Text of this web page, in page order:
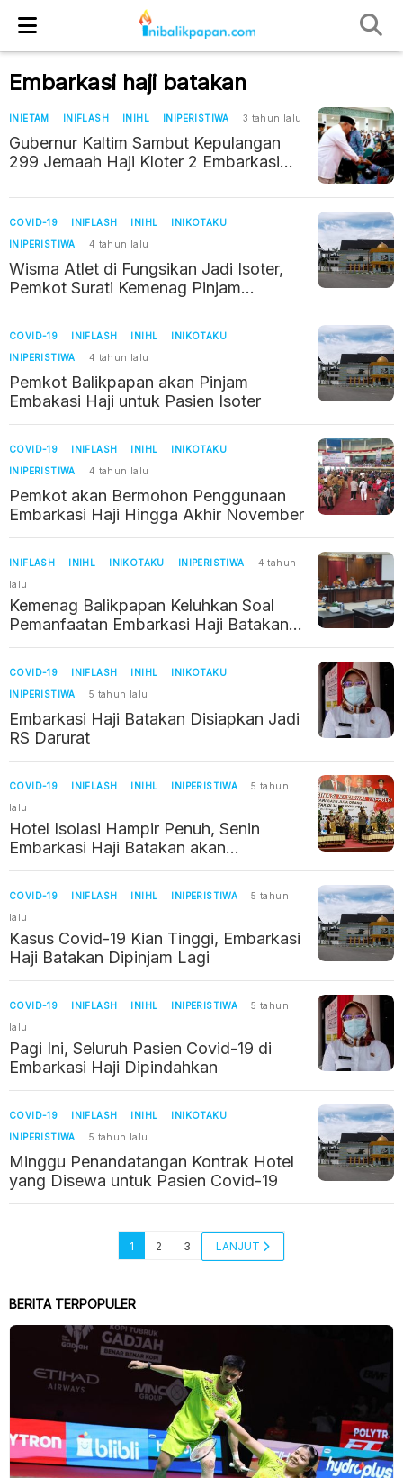
Embarkasi haji batakan
INIETAM INIFLASH INIHL INIPERISTIWA 3 tahun lalu
Gubernur Kaltim Sambut Kepulangan
299 Jemaah Haji Kloter 2 Embarkasi
COVID-19 INIFLASH INIHL
INIKOTAKU
INIPERISTIWA
4 tahun lalu
Wisma Atlet di Fungsikan Jadi Isoter,
Pemkot Surati Kemenag Pinjam
Embarkasi Haji
COVID-19 INIFLASH INIHL
INIKOTAKU
INIPERISTIWA
4 tahun lalu
Pemkot Balikpapan akan Pinjam
Embakasi Haji untuk Pasien Isoter
COVID-19 INIFLASH INIHL
INIKOTAKU
INIPERISTIWA
4 tahun lalu
Pemkot akan Bermohon Penggunaan
Embarkasi Haji Hingga Akhir November
INIFLASH INIHL INIKOTAKU INIPERISTIWA
4 tahun
lalu
Kemenag Balikpapan Keluhkan Soal
Pemanfaatan Embarkasi Haji Batakan
yang Terbentur Regulasi
COVID-19 INIFLASH INIHL
INIKOTAKU
INIPERISTIWA
5 tahun lalu
Embarkasi Haji Batakan Disiapkan Jadi
RS Darurat
COVID-19 INIFLASH INIHL INIPERISTIWA
5 tahun
lalu
Hotel Isolasi Hampir Penuh, Senin
Embarkasi Haji Batakan akan
Digunakan
COVID-19 INIFLASH INIHL INIPERISTIWA
5 tahun
lalu
Kasus Covid-19 Kian Tinggi, Embarkasi
Haji Batakan Dipinjam Lagi
COVID-19 INIFLASH INIHL INIPERISTIWA
5 tahun
lalu
Pagi Ini, Seluruh Pasien Covid-19 di
Embarkasi Haji Dipindahkan
COVID-19 INIFLASH INIHL
INIKOTAKU
INIPERISTIWA
5 tahun lalu
Minggu Penandatangan Kontrak Hotel
yang Disewa untuk Pasien Covid-19
1 2 3 LANJUT
BERITA TERPOPULER